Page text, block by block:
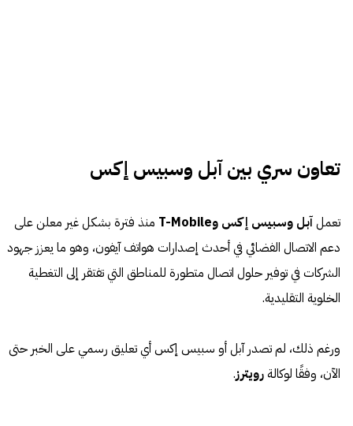
تعاون سري بين آبل وسبيس إكس
تعملآبل وسبيس إكس وT-Mobile
منذ فترة بشكل غير معلن على
دعم الاتصال الفضائي في أحدث إصدارات هواتف آيفون، وهو ما يعزز جهود
الشركات في توفير حلول اتصال متطورة للمناطق التي تفتقر إلى التغطية
الخلوية التقليدية.
ورغم ذلك، لم تصدر آبل أو سبيس إكس أي تعليق رسمي على الخبر حتى
الآن، وفقًا لوكالة رويترز.